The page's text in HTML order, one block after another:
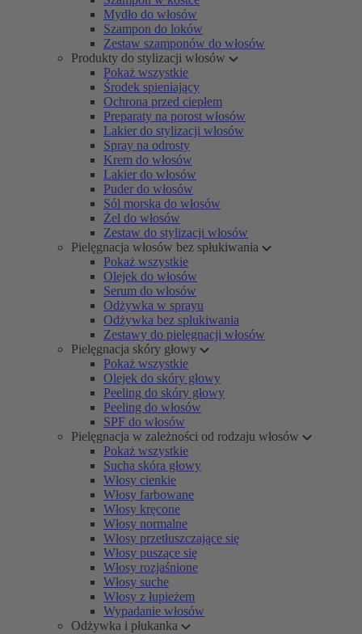
Mydło do włosów
Szampon do loków
Zestaw szamponów do włosów
Produkty do stylizacji włosów
Pokaż wszystkie
Środek spieniający
Ochrona przed ciepłem
Preparaty na porost włosów
Lakier do stylizacji włosów
Spray na odrosty
Krem do włosów
Lakier do włosów
Puder do włosów
Sól morska do włosów
Żel do włosów
Zestaw do stylizacji włosów
Pielęgnacja włosów bez spłukiwania
Pokaż wszystkie
Olejek do włosów
Serum do włosów
Odżywka w sprayu
Odżywka bez spłukiwania
Zestawy do pielęgnacji włosów
Pielęgnacja skóry głowy
Pokaż wszystkie
Olejek do skóry głowy
Peeling do skóry głowy
Peeling do włosów
SPF do włosów
Pielęgnacja w zależności od rodzaju włosów
Pokaż wszystkie
Sucha skóra głowy
Włosy cienkie
Włosy farbowane
Włosy kręcone
Włosy normalne
Włosy przetłuszczające się
Włosy puszące się
Włosy rozjaśnione
Włosy suche
Włosy z łupieżem
Wypadanie włosów
Odżywka i płukanka